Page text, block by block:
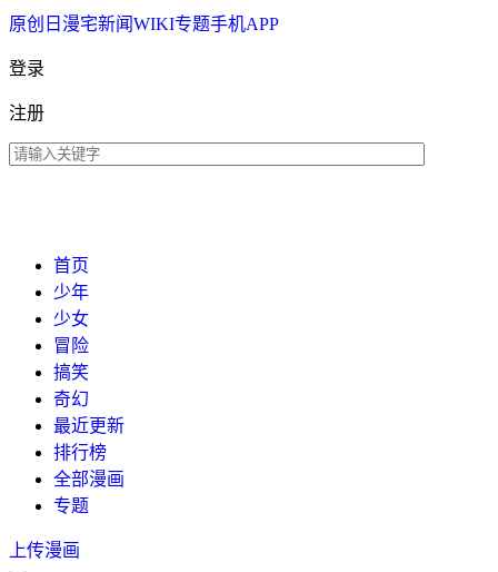
原创 日漫宅新闻WIKI专题手机APP
登录
注册
首页
少年
少女
冒险
搞笑
奇幻
最近更新
排行榜
全部漫画
专题
上传漫画